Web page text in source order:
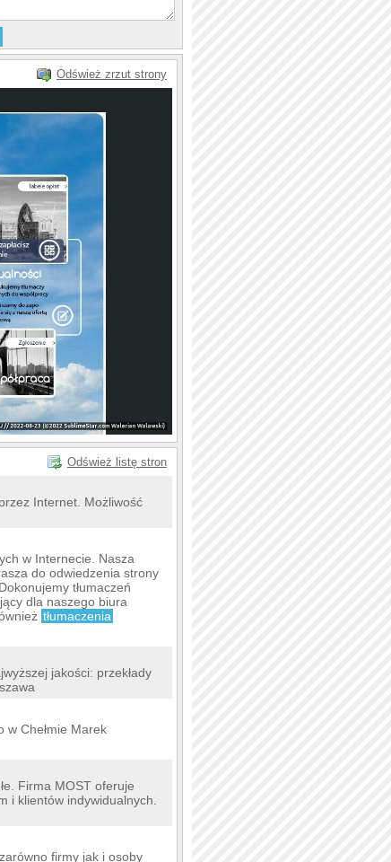
Odśwież zrzut strony
Odśwież listę stron
Internet. Możliwość
w Internecie. Nasza
do odwiedzenia strony
tłumaczeń
dla naszego biura
tłumaczenia
jakości: przekłady
w Chełmie Marek
Firma MOST oferuje
i klientów indywidualnych.
firmy jak i osoby